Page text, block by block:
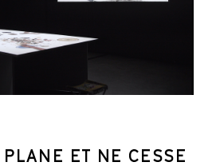
ET NE CESSE